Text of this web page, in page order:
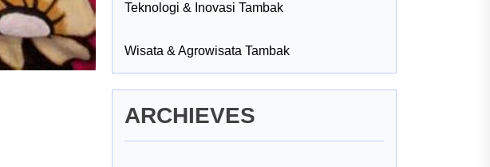
Teknologi & Inovasi Tambak
Wisata & Agrowisata Tambak
ARCHIEVES